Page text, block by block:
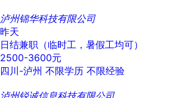
泸州锦华科技有限公司
昨天
日结兼职（临时工，暑假工均可）
2500-3600元
四川-泸州 不限学历 不限经验
泸州锐诚信息科技有限公司